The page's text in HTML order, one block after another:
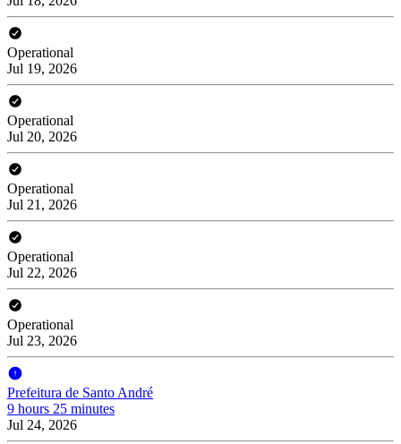
Operational
Jul 19, 2026
Operational
Jul 20, 2026
Operational
Jul 21, 2026
Operational
Jul 22, 2026
Operational
Jul 23, 2026
Prefeitura de Santo André
9 hours 25 minutes
Jul 24, 2026